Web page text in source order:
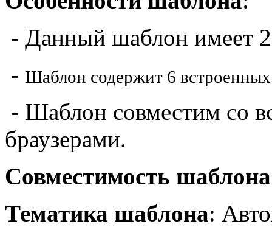
- Данный шаблон имеет
- Шаблон содержит 6
- Шаблон совместим со
браузерами.
Совместимость шаблона
Тематика шаблона: